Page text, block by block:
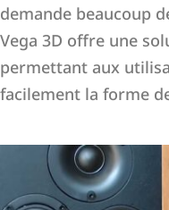
demande beaucoup
Vega 3D offre une
permettant aux
facilement la forme